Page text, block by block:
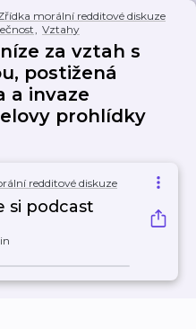
morální redditové diskuze
, Vztahy
za vztah s
postižená
a invaze
prohlídky
redditové diskuze
si podcast